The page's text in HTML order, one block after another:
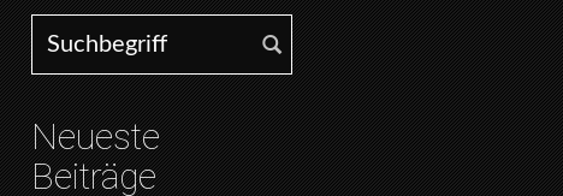
Search for:
Neueste
Beiträge